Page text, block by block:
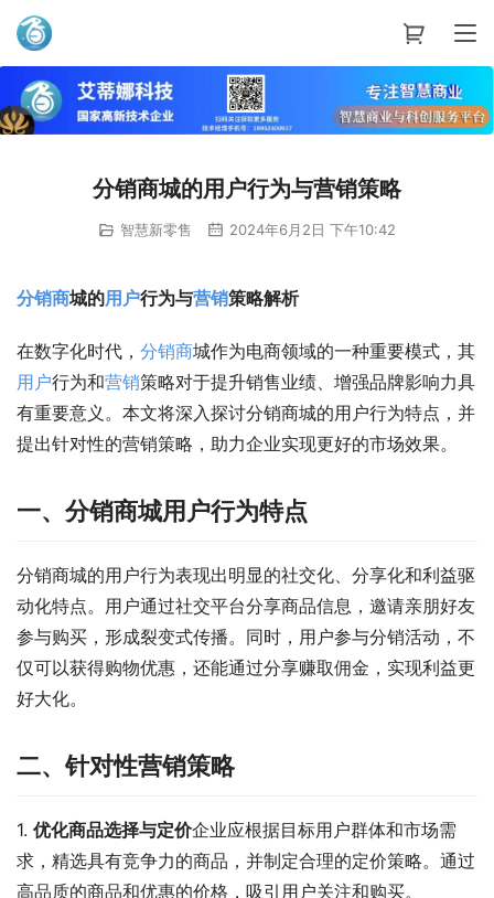
艾蒂娜科技
分销商城的用户行为与营销策略
智慧新零售 2024年6月2日 下午10:42
分销商城的用户行为与营销策略解析
在数字化时代， 分销商城作为电商领域的一种重要模式，其
用户行为和营销策略对于提升销售业绩、增强品牌影响力具
有重要意义。本文将深入探讨分销商城的用户行为特点，并
提出针对性的营销策略，助力企业实现更好的市场效果。
一、分销商城用户行为特点
分销商城的用户行为表现出明显的社交化、分享化和利益驱
动化特点。用户通过社交平台分享商品信息，邀请亲朋好友
参与购买，形成裂变式传播。同时，用户参与分销活动，不
仅可以获得购物优惠，还能通过分享赚取佣金，实现利益更
好大化。
二、针对性营销策略
1. 优化商品选择与定价企业应根据目标用户群体和市场需
求，精选具有竞争力的商品，并制定合理的定价策略。通过
高品质的商品和优惠的价格，吸引用户关注和购买。